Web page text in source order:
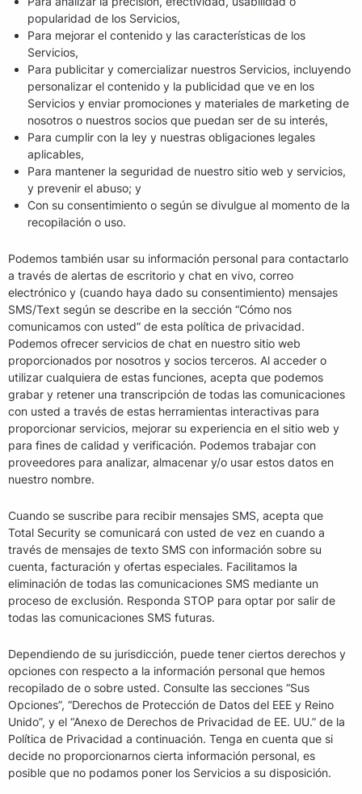
popularidad de los Servicios,
Para mejorar el contenido y las características de los
Servicios,
Para publicitar y comercializar nuestros Servicios, incluyendo
personalizar el contenido y la publicidad que ve en los
Servicios y enviar promociones y materiales de marketing de
nosotros o nuestros socios que puedan ser de su interés,
Para cumplir con la ley y nuestras obligaciones legales
aplicables,
Para mantener la seguridad de nuestro sitio web y servicios,
y prevenir el abuso; y
Con su consentimiento o según se divulgue al momento de la
recopilación o uso.
Podemos también usar su información personal para contactarlo
a través de alertas de escritorio y chat en vivo, correo
electrónico y (cuando haya dado su consentimiento) mensajes
SMS/Text según se describe en la sección “Cómo nos
comunicamos con usted” de esta política de privacidad.
Podemos ofrecer servicios de chat en nuestro sitio web
proporcionados por nosotros y socios terceros. Al acceder o
utilizar cualquiera de estas funciones, acepta que podemos
grabar y retener una transcripción de todas las comunicaciones
con usted a través de estas herramientas interactivas para
proporcionar servicios, mejorar su experiencia en el sitio web y
para fines de calidad y verificación. Podemos trabajar con
proveedores para analizar, almacenar y/o usar estos datos en
nuestro nombre.
Cuando se suscribe para recibir mensajes SMS, acepta que
Total Security se comunicará con usted de vez en cuando a
través de mensajes de texto SMS con información sobre su
cuenta, facturación y ofertas especiales. Facilitamos la
eliminación de todas las comunicaciones SMS mediante un
proceso de exclusión. Responda STOP para optar por salir de
todas las comunicaciones SMS futuras.
Dependiendo de su jurisdicción, puede tener ciertos derechos y
opciones con respecto a la información personal que hemos
recopilado de o sobre usted. Consulte las secciones “Sus
Opciones”, “Derechos de Protección de Datos del EEE y Reino
Unido”, y el “Anexo de Derechos de Privacidad de EE. UU.” de la
Política de Privacidad a continuación. Tenga en cuenta que si
decide no proporcionarnos cierta información personal, es
posible que no podamos poner los Servicios a su disposición.